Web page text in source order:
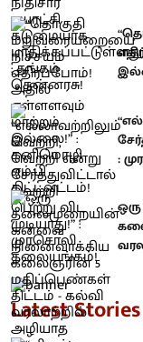
:
Latest Stories